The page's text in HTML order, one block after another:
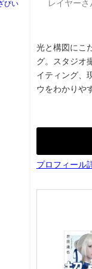
びい レイヤー
光と構図にこ
グ。スタジオ
イティング、
ウをわかりや
プロフィール